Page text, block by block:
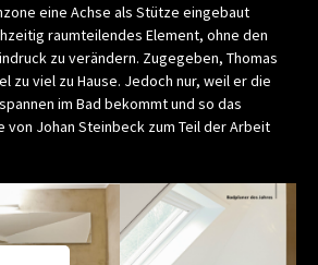
eine Achse als Stütze eingebaut
raumteilendes Element, ohne den
zu verändern. Zugegeben, Thomas
zu viel zu Hause. Jedoch nur, weil er die
im Bad bekommt und so das
von Johan Steinbeck zum Teil der Arbeit